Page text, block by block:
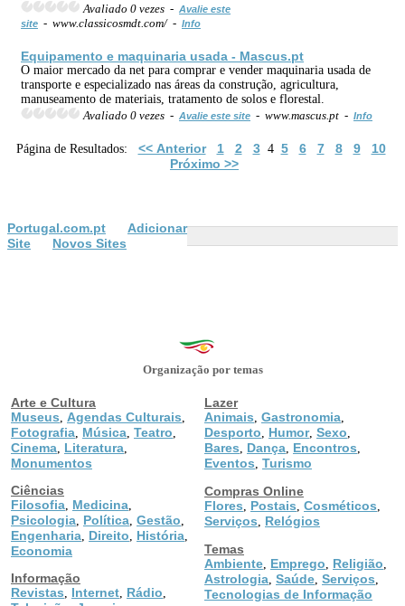
Avaliado 0 vezes - Avalie este
site - www.classicosmdt.com/ - Info
Equipamento e maquinaria usada - Mascus.pt
O maior mercado da net para comprar e vender maquinaria usada de
transporte e especializado nas áreas da construção, agricultura,
manuseamento de materiais, tratamento de solos e florestal.
Avaliado 0 vezes - Avalie este site - www.mascus.pt - Info
Página de Resultados: << Anterior 1 2 34 5 6 7 8 9
10
Próximo >>
Portugal.com.pt
Adicionar
Site
Novos Sites
Organização por temas
Arte e Cultura
Museus
Agendas Culturais
Fotografia Música Teatro
Cinema Literatura
Monumentos
Ciências
Filosofia Medicina
Psicologia Política Gestão
Engenharia Direito História
Economia
Informação
Revistas
Internet Rádio
Lazer
Animais Gastronomia
Desporto Humor, Sexo
Bares Dança Encontros
Eventos Turismo
Compras Online
Flores
Postais Cosméticos
Serviços
Relógios
Temas
Ambiente Emprego Religião
Astrologia Saúde Serviços
Tecnologias de Informação